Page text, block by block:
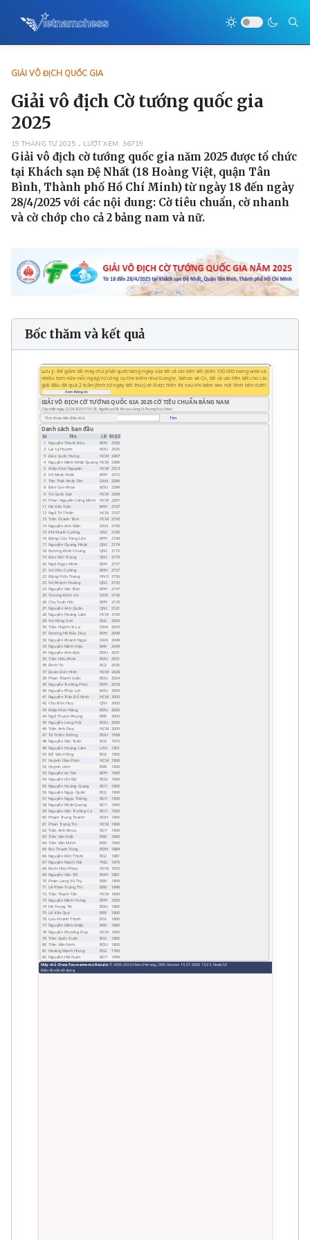
GIẢI VÔ ĐỊCH QUỐC GIA
Giải vô địch Cờ tướng quốc gia
2025
19 THÁNG TƯ 2025 LƯỢT XEM: 36719
Giải vô địch cờ tướng quốc gia năm 2025 được tổ chức
tại Khách sạn Đệ Nhất (18 Hoàng Việt, quận Tân
Bình, Thành phố Hồ Chí Minh) từ ngày 18 đến ngày
28/4/2025 với các nội dung: Cờ tiêu chuẩn, cờ nhanh
và cờ chớp cho cả 2 bảng nam và nữ.
Bốc thăm và kết quả